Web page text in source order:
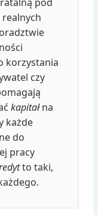
korzystania
czy
kapitałna
każde
do
pracy
to taki,